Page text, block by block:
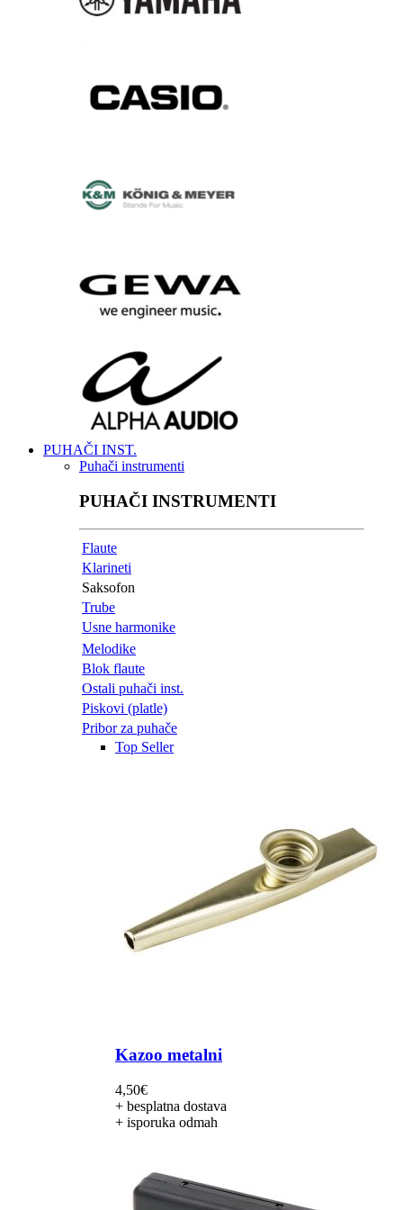
PUHAČI INST.
Puhači instrumenti
PUHAČI INSTRUMENTI
Flaute
Klarineti
Saksofon
Trube
Usne harmonike
Melodike
Blok flaute
Ostali puhači inst.
Piskovi (platle)
Pribor za puhače
Top Seller
Kazoo metalni
4,50€
+ besplatna dostava
+ isporuka odmah